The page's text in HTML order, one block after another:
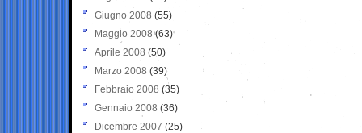
Giugno 2008 (55)
Maggio 2008(63)
Aprile 2008 (50)
Marzo 2008 (39)
Febbraio 2008 (35)
Gennaio 2008 (36)
Dicembre 2007 (25)